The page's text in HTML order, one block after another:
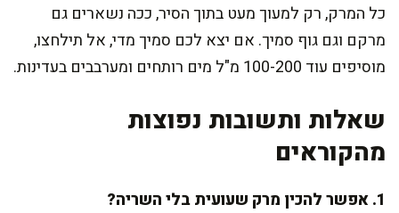
כל המרק, רק למעוך מעט בתוך הסיר, ככה נשארים גם
מרקם וגם גוף סמיך. אם יצא לכם סמיך מדי, אל תילחצו,
מוסיפים עוד 100-200 מ"ל מים רותחים ומערבבים בעדינות.
שאלות ותשובות נפוצות
מהקוראים
1. אפשר להכין מרק שעועית בלי השריה?